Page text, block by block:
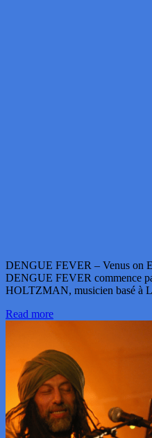
DENGUE FEVER – Venus on
DENGUE FEVER commence
HOLTZMAN, musicien basé à
Read more